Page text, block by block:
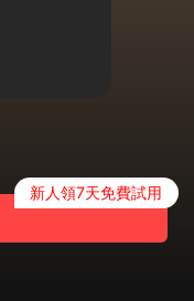
新人領7天免費試用